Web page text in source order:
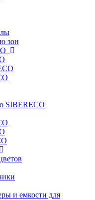
зон
SIBERECO
и емкости для